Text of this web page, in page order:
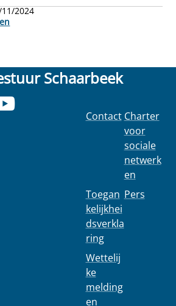
2024
Schaarbeek
Contact
Toegan
kelijkhei
dsverkla
ring
Wettelij
ke
melding
en
Charter
voor
sociale
netwerk
en
Pers